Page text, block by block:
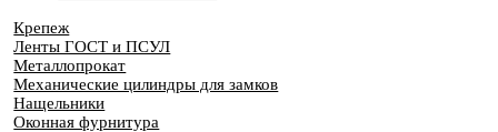
Крепеж
Ленты ГОСТ и ПСУЛ
Металлопрокат
Механические цилиндры для замков
Нащельники
Оконная фурнитура